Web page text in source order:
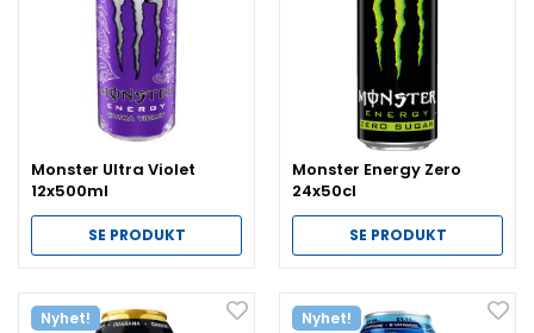
Monster Ultra Violet
12x500ml
SE PRODUKT
Monster Energy Zero
24x50cl
SE PRODUKT
Nyhet! Nyhet!